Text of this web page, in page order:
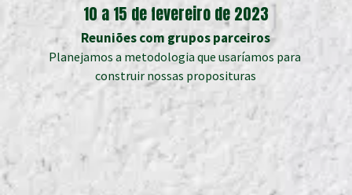
10 a 15 de fevereiro de 2023
Reuniões com grupos parceiros
Planejamos a metodologia que usaríamos para
construir nossas proposituras